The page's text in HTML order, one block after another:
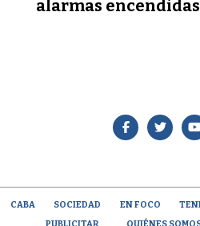
alarmas encendidas
CABA SOCIEDAD EN FOCO